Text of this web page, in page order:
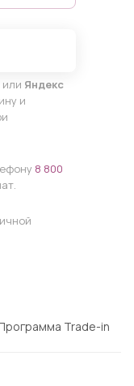
или Яндекс
и
8 800
Trade-in